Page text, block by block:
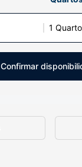
1 Quarto
Confirmar